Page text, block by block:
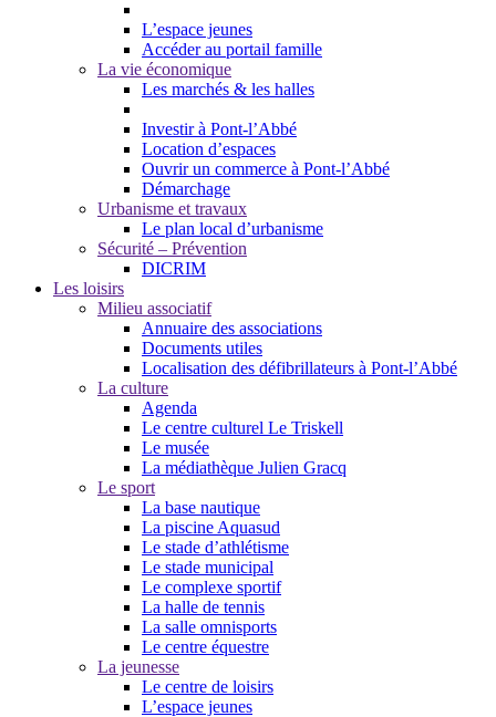
L’espace jeunes
Accéder au portail famille
La vie économique
Les marchés & les halles
Investir à Pont-l’Abbé
Location d’espaces
Ouvrir un commerce à Pont-l’Abbé
Démarchage
Urbanisme et travaux
Le plan local d’urbanisme
Sécurité – Prévention
DICRIM
Les loisirs
Milieu associatif
Annuaire des associations
Documents utiles
Localisation des défibrillateurs à Pont-l’Abbé
La culture
Agenda
Le centre culturel Le Triskell
Le musée
La médiathèque Julien Gracq
Le sport
La base nautique
La piscine Aquasud
Le stade d’athlétisme
Le stade municipal
Le complexe sportif
La halle de tennis
La salle omnisports
Le centre équestre
La jeunesse
Le centre de loisirs
L’espace jeunes